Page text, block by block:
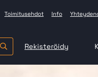
Toimitusehdot Info
Rekisteröidy